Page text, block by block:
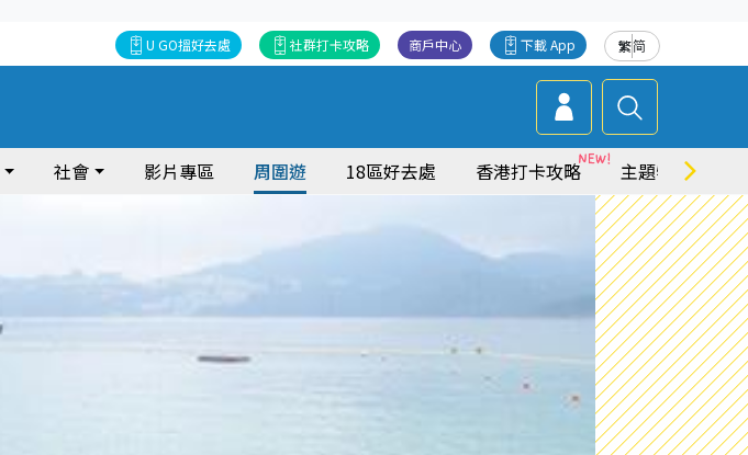
繁简
下載 App
商戶中心
社群打卡攻略
U GO搵好去處
社會 影片專區 周圍遊 18區好去處 香港打卡攻略 主題特集